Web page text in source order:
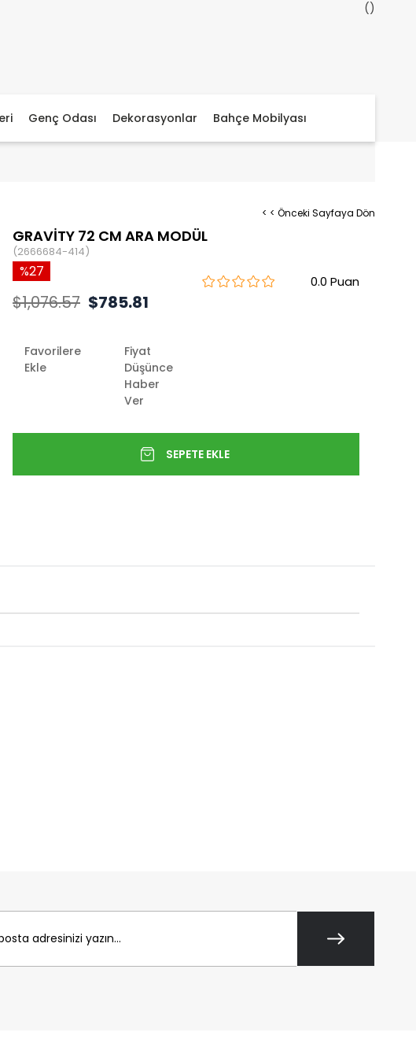
Genç Odası Dekorasyonlar Bahçe Mobilyası
< < Önceki Sayfaya Dön
GRAVİTY 72 CM ARA MODÜL
(2666684-414)
0.0
27
$1,076.57 $785.81
Favorilere
Ekle
Fiyat
Düşünce
Haber
Ver